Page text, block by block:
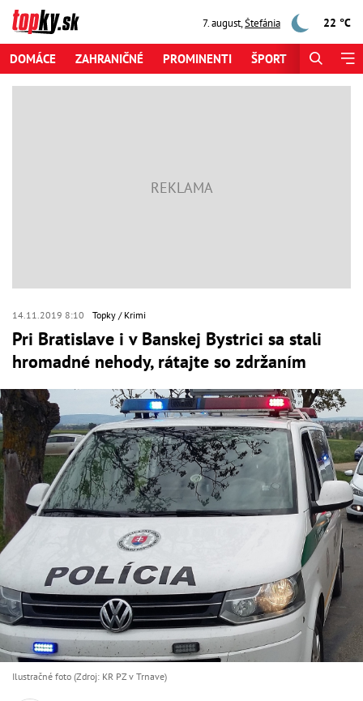
7. august,Štefánia 22 °C
DOMÁCE ZAHRANIČNÉ PROMINENTI ŠPORT
14.11.2019 8:10 Topky Krimi
Pri Bratislave i v Banskej Bystrici sa stali
hromadné nehody, rátajte so zdržaním
Ilustračné foto (Zdroj: KR PZ v Trnave)